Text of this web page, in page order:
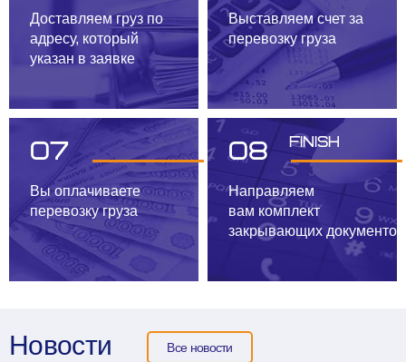
Доставляем груз по
адресу, который
указан в заявке
Выставляем счет за
перевозку груза
07
Вы оплачиваете
перевозку груза
08 Finish
Направляем
вам комплект
закрывающих документов
Новости Все новости